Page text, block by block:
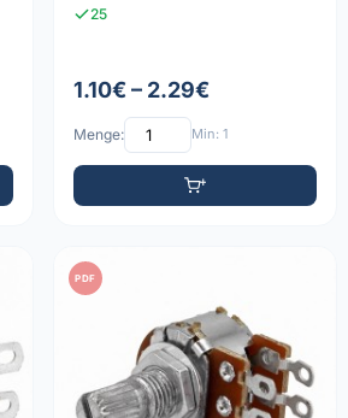
25
1.10€ – 2.29€
Menge: Min: 1
PDF